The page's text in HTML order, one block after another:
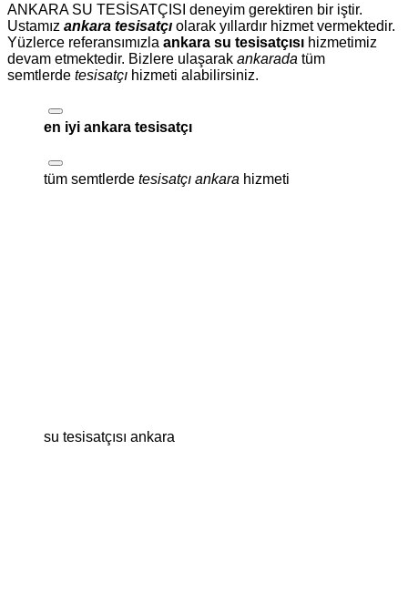
ANKARA SU TESİSATÇISI deneyim gerektiren bir iştir.
Ustamız ankara tesisatçı olarak yıllardır hizmet vermektedir.
Yüzlerce referansımızla ankara su tesisatçısı hizmetimiz
devam etmektedir. Bizlere ulaşarak ankarada tüm
semtlerde tesisatçı hizmeti alabilirsiniz.
en iyi ankara tesisatçı
tüm semtlerde tesisatçı ankara hizmeti
su tesisatçısı ankara